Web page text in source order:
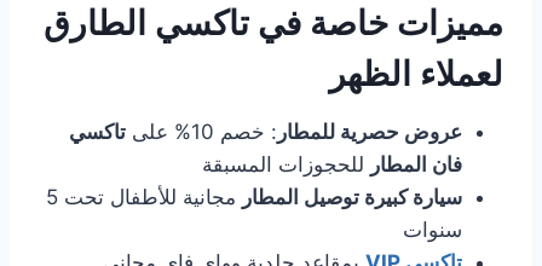
مميزات خاصة في تاكسي الطارق
لعملاء الظهر
عروض حصرية للمطار : خصم 10% على
تاكسي
فان المطار للحجوزات المسبقة
سيارة كبيرة توصيل المطار
مجانية للأطفال تحت 5
سنوات